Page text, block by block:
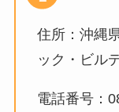
住所：沖縄
ック・ビル
電話番号：